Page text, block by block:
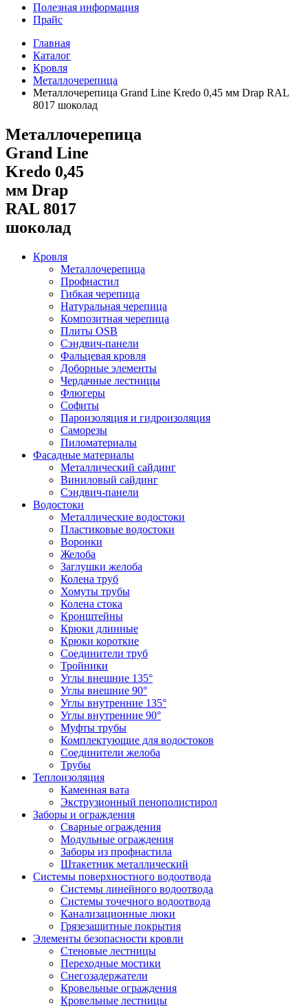
Полезная информация
Прайс
Главная
Каталог
Кровля
Металлочерепица
Металлочерепица Grand Line Kredo 0,45 мм Drap RAL
8017 шоколад
Металлочерепица
Grand Line
Kredo 0,45
мм Drap
RAL 8017
шоколад
Кровля
Металлочерепица
Профнастил
Гибкая черепица
Натуральная черепица
Композитная черепица
Плиты OSB
Сэндвич-панели
Фальцевая кровля
Доборные элементы
Чердачные лестницы
Флюгеры
Софиты
Пароизоляция и гидроизоляция
Саморезы
Пиломатериалы
Фасадные материалы
Металлический сайдинг
Виниловый сайдинг
Сэндвич-панели
Водостоки
Металлические водостоки
Пластиковые водостоки
Воронки
Желоба
Заглушки желоба
Колена труб
Хомуты трубы
Колена стока
Кронштейны
Крюки длинные
Крюки короткие
Соединители труб
Тройники
Углы внешние 135°
Углы внешние 90°
Углы внутренние 135°
Углы внутренние 90°
Муфты трубы
Комплектующие для водостоков
Соединители желоба
Трубы
Теплоизоляция
Каменная вата
Экструзионный пенополистирол
Заборы и ограждения
Сварные ограждения
Модульные ограждения
Заборы из профнастила
Штакетник металлический
Системы поверхностного водоотвода
Системы линейного водоотвода
Системы точечного водоотвода
Канализационные люки
Грязезащитные покрытия
Элементы безопасности кровли
Стеновые лестницы
Переходные мостики
Снегозадержатели
Кровельные ограждения
Кровельные лестницы